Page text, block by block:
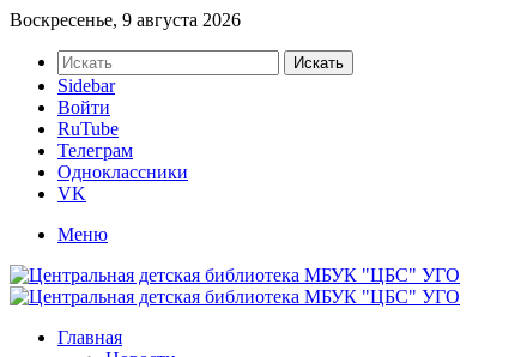
Воскресенье, 9 августа 2026
Искать
Sidebar
Войти
RuTube
Телеграм
Одноклассники
VK
Меню
Главная